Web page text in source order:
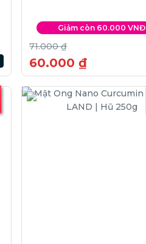
Giảm còn 60.000 VNĐ
71.000 ₫
60.000 ₫